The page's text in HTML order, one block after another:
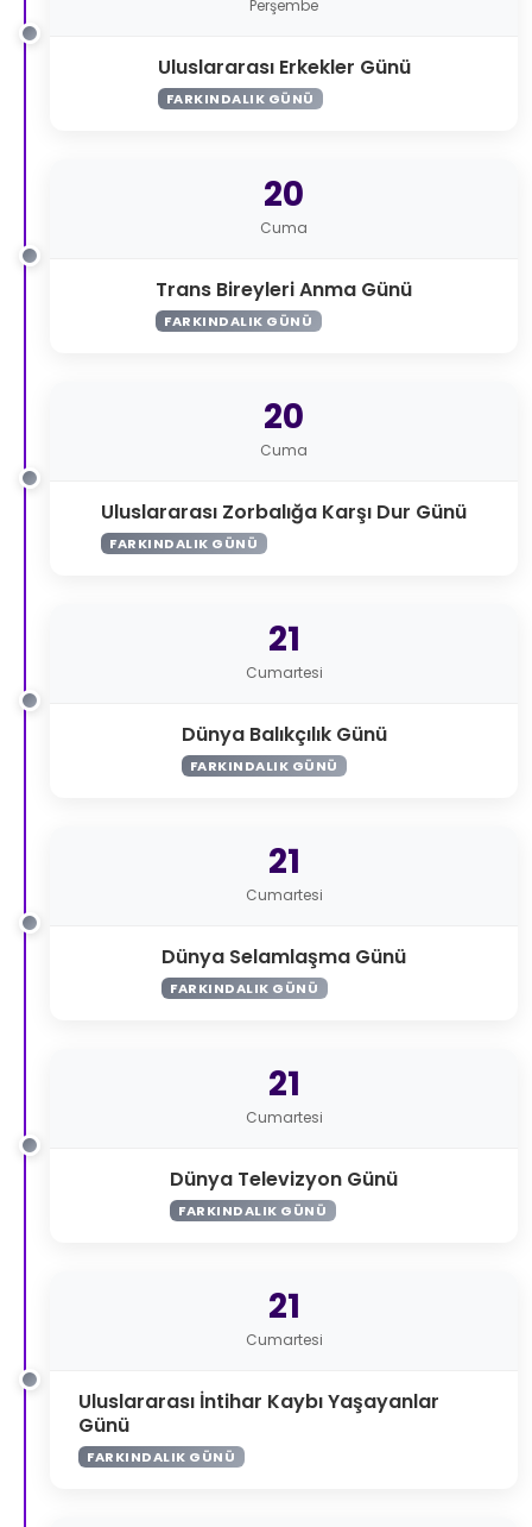
Perşembe
Uluslararası Erkekler Günü
FARKINDALIK GÜNÜ
20
Cuma
Trans Bireyleri Anma Günü
FARKINDALIK GÜNÜ
20
Cuma
Uluslararası Zorbalığa Karşı Dur Günü
FARKINDALIK GÜNÜ
21
Cumartesi
Dünya Balıkçılık Günü
FARKINDALIK GÜNÜ
21
Cumartesi
Dünya Selamlaşma Günü
FARKINDALIK GÜNÜ
21
Cumartesi
Dünya Televizyon Günü
FARKINDALIK GÜNÜ
21
Cumartesi
Uluslararası İntihar Kaybı Yaşayanlar
Günü
FARKINDALIK GÜNÜ